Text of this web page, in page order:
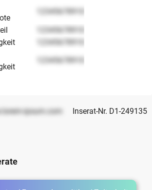
12345678910
12345678910
12345678910
12345678910
ipsum.com Inserat-Nr. D1-249135